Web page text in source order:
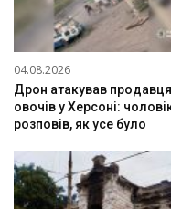
04.08.2026
Дрон атакував продавця
овочів у Херсоні:
розповів, як усе було